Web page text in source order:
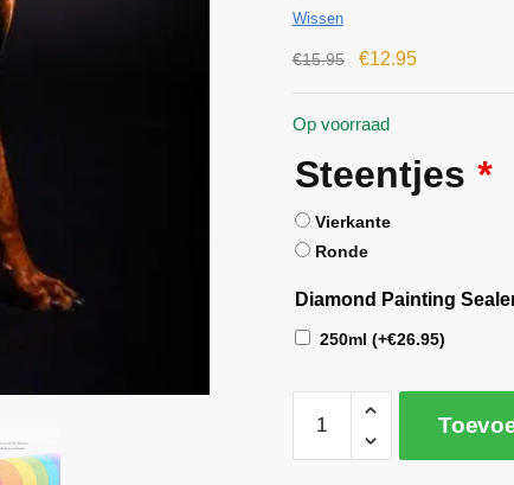
Wissen
€15.95 €12.95
Op voorraad
Steentjes *
Vierkante
Ronde
Diamond Painting
250ml (+€26.95)